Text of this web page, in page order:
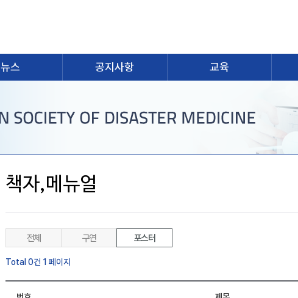
뉴스 공지사항 교육
책자,메뉴얼
전체 구연 포스터
Total 0건 1 페이지